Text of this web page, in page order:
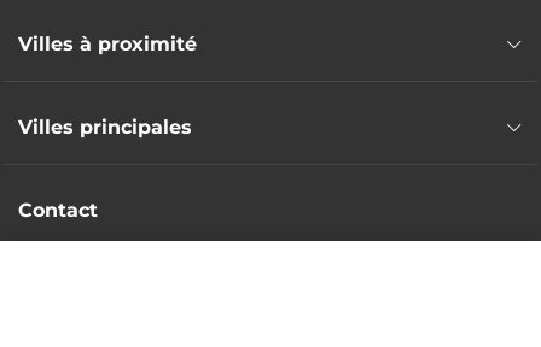
Villes à proximité
Monte escalier Esvres
Villes principales
Monte escalier Amboise
Monte escalier Montlouis-sur-Loire
Contact